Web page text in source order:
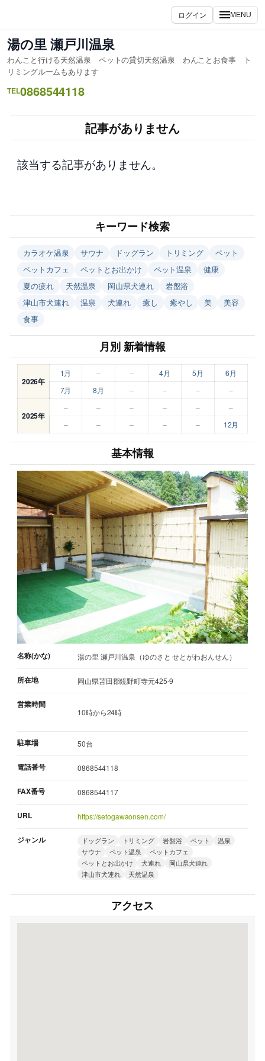
を
ス
キ
ッ
プ
ログイン MENU
湯の里 瀬戸川温泉
わんこと行ける天然温泉 ペットの貸切天然温泉 わんことお食事 ト
リミングルームもあります
TEL0868544118
記事がありません
該当する記事がありません。
キーワード検索
カラオケ温泉 サウナ ドッグラン トリミング
ペット
ペットカフェ
ペットとお出かけ ペット温泉
健康
夏の疲れ
天然温泉 岡山県犬連れ
岩盤浴
津山市犬連れ
温泉 犬連れ 癒し 癒やし 美
美容
食事
月別 新着情報
2026年
1月 – – 4月 5月
6月
7月
8月 – – – –
2025年
– – – – –
–
–
– – – – 12月
基本情報
名称(かな) 湯の里 瀬戸川温泉（ゆのさと せとがわおんせん）
所在地 岡山県苫田郡鏡野町寺元425-9
営業時間
10時から24時
駐車場 50台
電話番号 0868544118
FAX番号 0868544117
URL https://setogawaonsen.com/
ジャンル ドッグラン トリミング 岩盤浴 ペット
温泉
サウナ
ペット温泉
ペットカフェ
ペットとお出かけ
犬連れ
岡山県犬連れ
津山市犬連れ
天然温泉
アクセス